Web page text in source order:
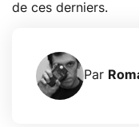
de ces derniers.
Par